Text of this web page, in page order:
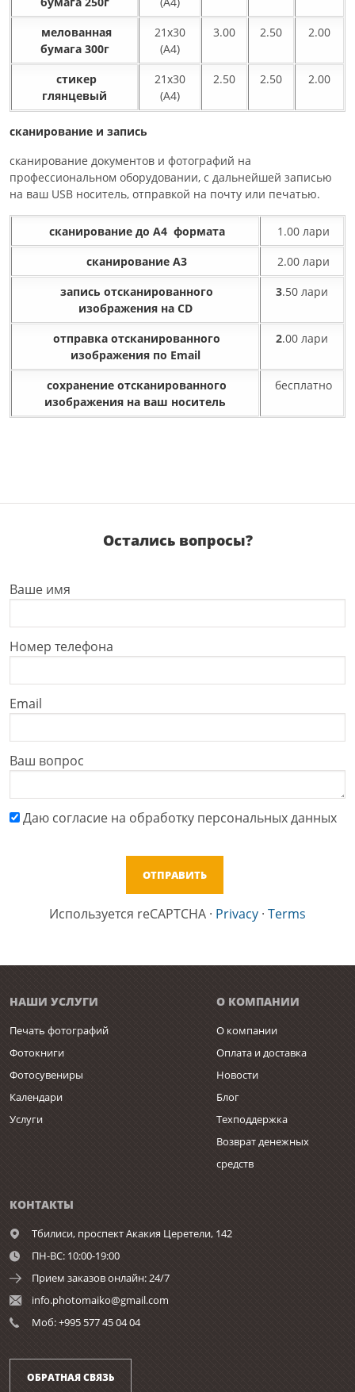
мелованная
бумага 300г
21x30
(A4)
3.00 2.50 2.00
стикер
глянцевый
21x30
(A4)
2.50 2.50 2.00
сканирование и запись
сканирование документов и фотографий на
профессиональном оборудовании, с дальнейшей записью
на ваш USB носитель, отправкой на почту или печатью.
сканирование до A4 формата
1.00 лари
сканирование A3
2.00 лари
запись отсканированного
изображения на CD
3.50 лари
отправка отсканированного
изображения по Email
2.00 лари
сохранение отсканированного
изображения на ваш носитель
бесплатно
Остались вопросы?
Ваше имя
Номер телефона
Email
Ваш вопрос
Даю cогласие на обработку персональных данных
Используется reCAPTCHA · Privacy · Terms
НАШИ УСЛУГИ
Печать фотографий
Фотокниги
Фотосувениры
Календари
Услуги
О КОМПАНИИ
О компании
Оплата и доставка
Новости
Блог
Техподдержка
Возврат денежных
средств
КОНТАКТЫ
Тбилиси, проспект Акакия Церетели, 142
ПН-ВС: 10:00-19:00
Прием заказов онлайн: 24/7
info.photomaiko@gmail.com
Моб: +995 577 45 04 04
ОБРАТНАЯ СВЯЗЬ